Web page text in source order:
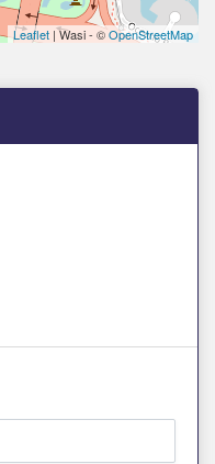
Leaflet | Wasi - ©OpenStreetMap